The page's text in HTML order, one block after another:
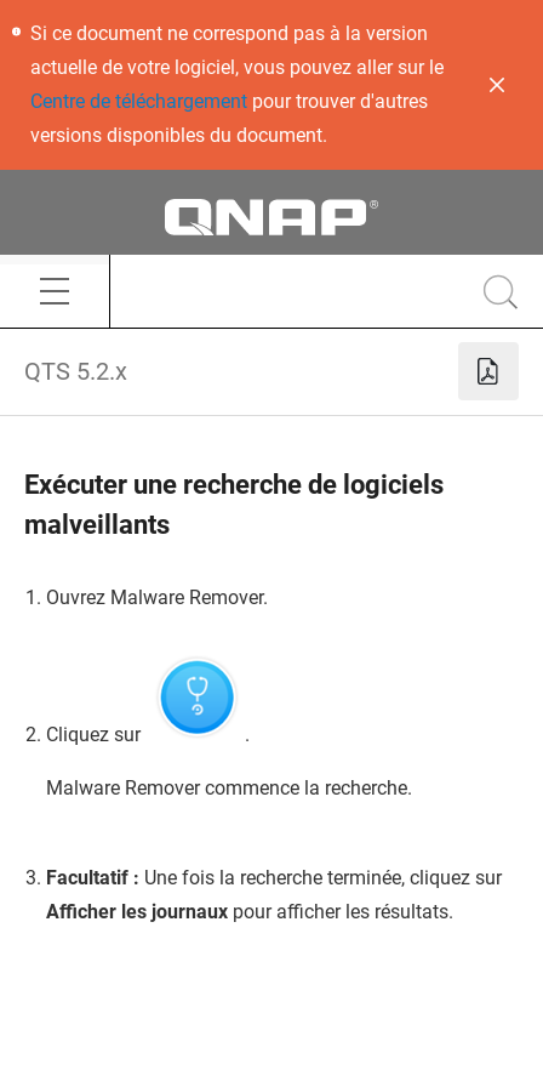
Si ce document ne correspond pas à la version
actuelle de votre logiciel, vous pouvez aller sur le
Centre de téléchargementpour trouver d'autres
versions disponibles du document.
QTS 5.2.x
Exécuter une recherche de logiciels
malveillants
Ouvrez Malware Remover.
Cliquez sur .
Malware Removercommence la recherche.
Facultatif : Une fois la recherche terminée, cliquez sur
Afficher les journaux pour afficher les résultats.